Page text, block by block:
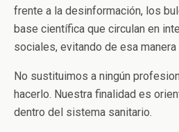
frente a la desinformación, los
base científica que circulan en
sociales, evitando de esa
No sustituimos a ningún
hacerlo. Nuestra finalidad es
dentro del sistema sanitario.